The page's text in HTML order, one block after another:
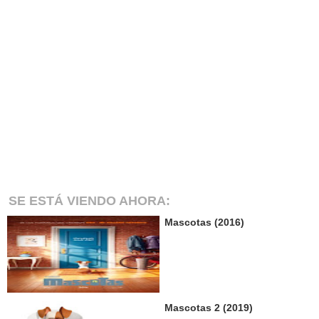
SE ESTÁ VIENDO AHORA:
Mascotas (2016)
Mascotas 2 (2019)